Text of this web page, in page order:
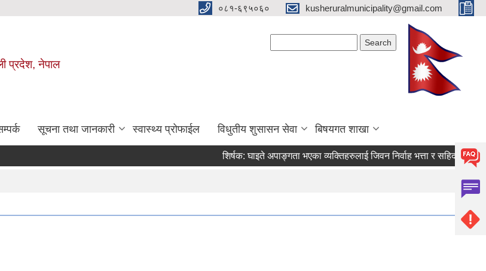
०८१-६९५०६० kusheruralmunicipality@gmail.com
प्रदेश, नेपाल
सूचना तथा जानकारी स्वास्थ्य प्रोफाईल विधुतीय शुसासन सेवा बिषयगत शाखा
शिर्षक:घाइते अपाङ्गता भएका व्यक्तिहरुलाई जिवन निर्वाह भत्ता र सहिद स्मृति भत्ता